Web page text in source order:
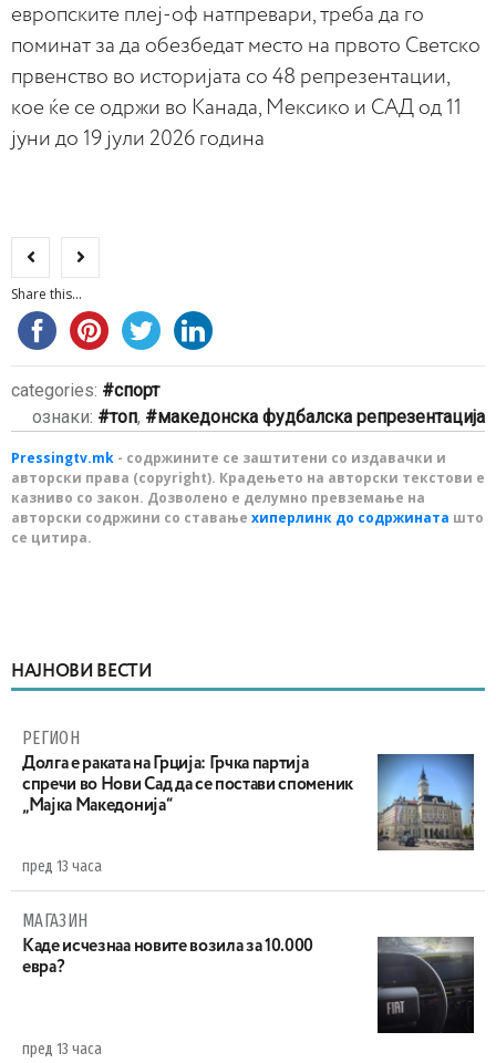
европските плеј-оф натпревари, треба да го
поминат за да обезбедат место на првото Светско
првенство во историјата со 48 репрезентации,
кое ќе се одржи во Канада, Мексико и САД од 11
јуни до 19 јули 2026 година
Share this...
categories:
спорт
ознаки:
топ, македонска фудбалска репрезентација
Pressingtv.mk - содржините се заштитени со издавачки и
авторски права (copyright). Крадењето на авторски текстови е
казниво со закон. Дозволено е делумно превземање на
авторски содржини со ставање хиперлинк до содржината што
се цитира.
НАЈНОВИ ВЕСТИ
РЕГИОН
Долга е раката на Грција: Грчка партија
спречи во Нови Сад да се постави споменик
„Мајка Македонија“
пред 13 часа
МАГАЗИН
Каде исчезнаа новите возила за 10.000
евра?
пред 13 часа